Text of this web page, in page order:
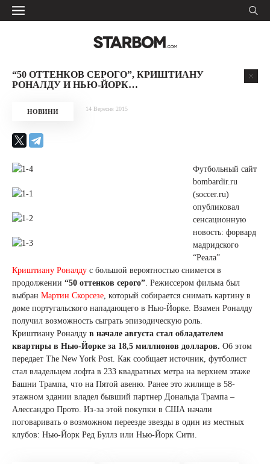
“50 ОТТЕНКОВ СЕРОГО”, КРИШТИАНУ
РОНАЛДУ И НЬЮ-ЙОРК…
НОВИНИ 14 Вересня 2015
Футбольный сайт
bombardir.ru
(soccer.ru)
опубликовал
сенсационную
новость: форвард
мадридского
“Реала”
Криштиану Роналду с большой вероятностью снимется в
продолжении “50 оттенков серого”. Режиссером фильма был
выбран Мартин Скорсезе, который собирается снимать картину в
доме португальского нападающего в Нью-Йорке. Взамен Роналду
получил возможность сыграть эпизодическую роль.
Криштиану Роналду в начале августа стал обладателем
квартиры в Нью-Йорке за 18,5 миллионов долларов. Об этом
передает The New York Post. Как сообщает источник, футболист
стал владельцем лофта в 233 квадратных метра на верхнем этаже
Башни Трампа, что на Пятой авеню. Ранее это жилище в 58-
этажном здании владел бывший партнер Дональда Трампа –
Алессандро Прото. Из-за этой покупки в США начали
поговаривать о возможном переезде звезды в один из местных
клубов: Нью-Йорк Ред Буллз или Нью-Йорк Сити.